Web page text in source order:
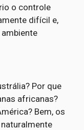
o controle
difícil e,
Por que
africanas?
Bem, os